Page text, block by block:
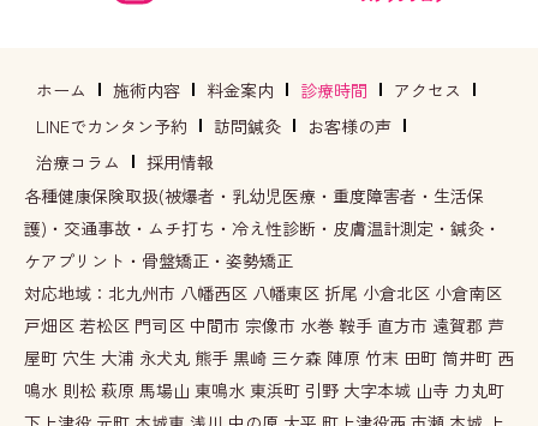
ホーム 施術内容 料金案内 診療時間
アクセス
LINEでカンタン予約
訪問鍼灸
お客様の声
治療コラム
採用情報
各種健康保険取扱(被爆者・乳幼児医療・重度障害者・生活保
護)・交通事故・ムチ打ち・冷え性診断・皮膚温計測定・鍼灸・
ケアプリント・骨盤矯正・姿勢矯正
対応地域：北九州市 八幡西区 八幡東区 折尾 小倉北区 小倉南区
戸畑区 若松区 門司区 中間市 宗像市 水巻 鞍手 直方市 遠賀郡 芦
屋町 穴生 大浦 永犬丸 熊手 黒崎 三ケ森 陣原 竹末 田町 筒井町 西
鳴水 則松 萩原 馬場山 東鳴水 東浜町 引野 大字本城 山寺 力丸町